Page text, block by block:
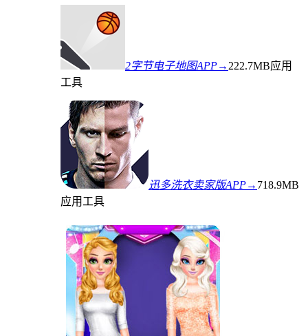
2字节电子地图APP→ 222.7MB应用
工具
迅多洗衣卖家版APP→ 718.9MB
应用工具